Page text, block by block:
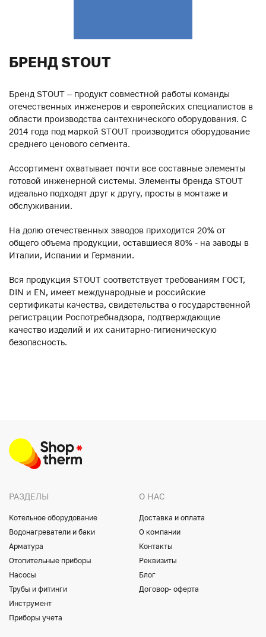
БРЕНД STOUT
Бренд STOUT – продукт совместной работы команды
отечественных инженеров и европейских специалистов в
области производства сантехнического оборудования. С
2014 года под маркой STOUT производится оборудование
среднего ценового сегмента.
Ассортимент охватывает почти все составные элементы
готовой инженерной системы. Элементы бренда STOUT
идеально подходят друг к другу, просты в монтаже и
обслуживании.
На долю отечественных заводов приходится 20% от
общего объема продукции, оставшиеся 80% - на заводы в
Италии, Испании и Германии.
Вся продукция STOUT соответствует требованиям ГОСТ,
DIN и EN, имеет международные и российские
сертификаты качества, свидетельства о государственной
регистрации Роспотребнадзора, подтверждающие
качество изделий и их санитарно-гигиеническую
безопасность.
РАЗДЕЛЫ
Котельное оборудование
Водонагреватели и баки
Арматура
Отопительные приборы
Насосы
Трубы и фитинги
Инструмент
Приборы учета
О НАС
Доставка и оплата
О компании
Контакты
Реквизиты
Блог
Договор- оферта